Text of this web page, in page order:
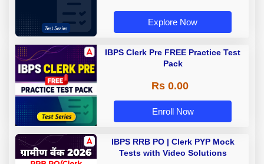
Explore Now
IBPS Clerk Pre FREE Practice Test
Pack
Rs 0.00
Enroll Now
IBPS RRB PO | Clerk PYP Mock
Tests with Video Solutions